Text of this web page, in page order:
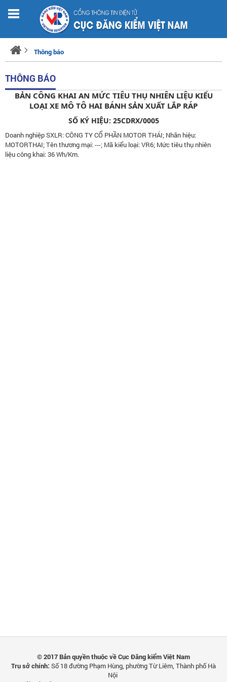
Thông báo
THÔNG BÁO
BẢN CÔNG KHAI AN MỨC TIÊU THỤ NHIÊN LIỆU KIỂU
LOẠI XE MÔ TÔ HAI BÁNH SẢN XUẤT LẮP RÁP
SỐ KÝ HIỆU: 25CDRX/0005
Doanh nghiệp SXLR: CÔNG TY CỔ PHẦN MOTOR THÁI; Nhãn hiệu:
MOTORTHAI; Tên thương mại: ---; Mã kiểu loại: VR6; Mức tiêu thụ nhiên
liệu công khai: 36 Wh/Km.
© 2017 Bản quyền thuộc về Cục Đăng kiểm Việt Nam
Trụ sở chính: Số 18 đường Phạm Hùng, phường Từ Liêm, Thành phố Hà
Nội